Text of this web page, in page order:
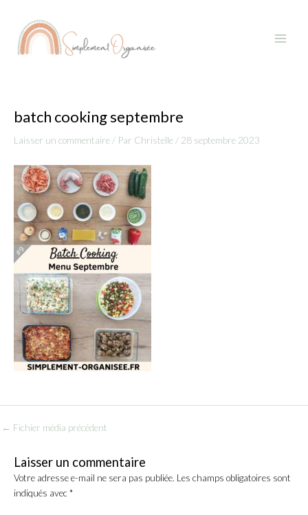
contenu
Menu
batch cooking septembre
Laisser un commentaire / Par Christelle / 28 septembre 2023
articles
← Fichier média précédent
Laisser un commentaire
Votre adresse e-mail ne sera pas publiée. Les champs obligatoires sont
indiqués avec*